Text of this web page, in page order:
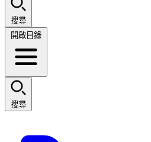
搜尋
開啟目錄
搜尋